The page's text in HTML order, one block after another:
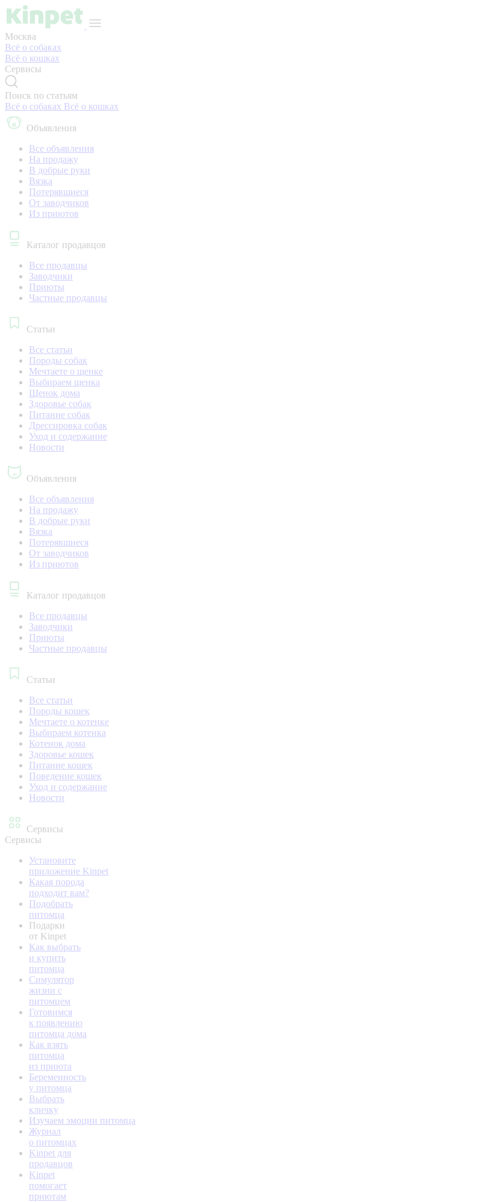
Москва
Всё о собаках
Всё о кошках
Сервисы
Поиск по статьям
Всё о собаках Всё о кошках
Объявления
Все объявления
На продажу
В добрые руки
Вязка
Потерявшиеся
От заводчиков
Из приютов
Каталог продавцов
Все продавцы
Заводчики
Приюты
Частные продавцы
Статьи
Все статьи
Породы собак
Мечтаете о щенке
Выбираем щенка
Щенок дома
Здоровье собак
Питание собак
Дрессировка собак
Уход и содержание
Новости
Объявления
Все объявления
На продажу
В добрые руки
Вязка
Потерявшиеся
От заводчиков
Из приютов
Каталог продавцов
Все продавцы
Заводчики
Приюты
Частные продавцы
Статьи
Все статьи
Породы кошек
Мечтаете о котенке
Выбираем котенка
Котенок дома
Здоровье кошек
Питание кошек
Поведение кошек
Уход и содержание
Новости
Сервисы
Сервисы
Установите
приложение Kinpet
Какая порода
подходит вам?
Подобрать
питомца
Подарки
от Kinpet
Как выбрать
и купить
питомца
Симулятор
жизни с
питомцем
Готовимся
к появлению
питомца дома
Как взять
питомца
из приюта
Беременность
у питомца
Выбрать
кличку
Изучаем эмоции питомца
Журнал
о питомцах
Kinpet для
продавцов
Kinpet
помогает
приютам